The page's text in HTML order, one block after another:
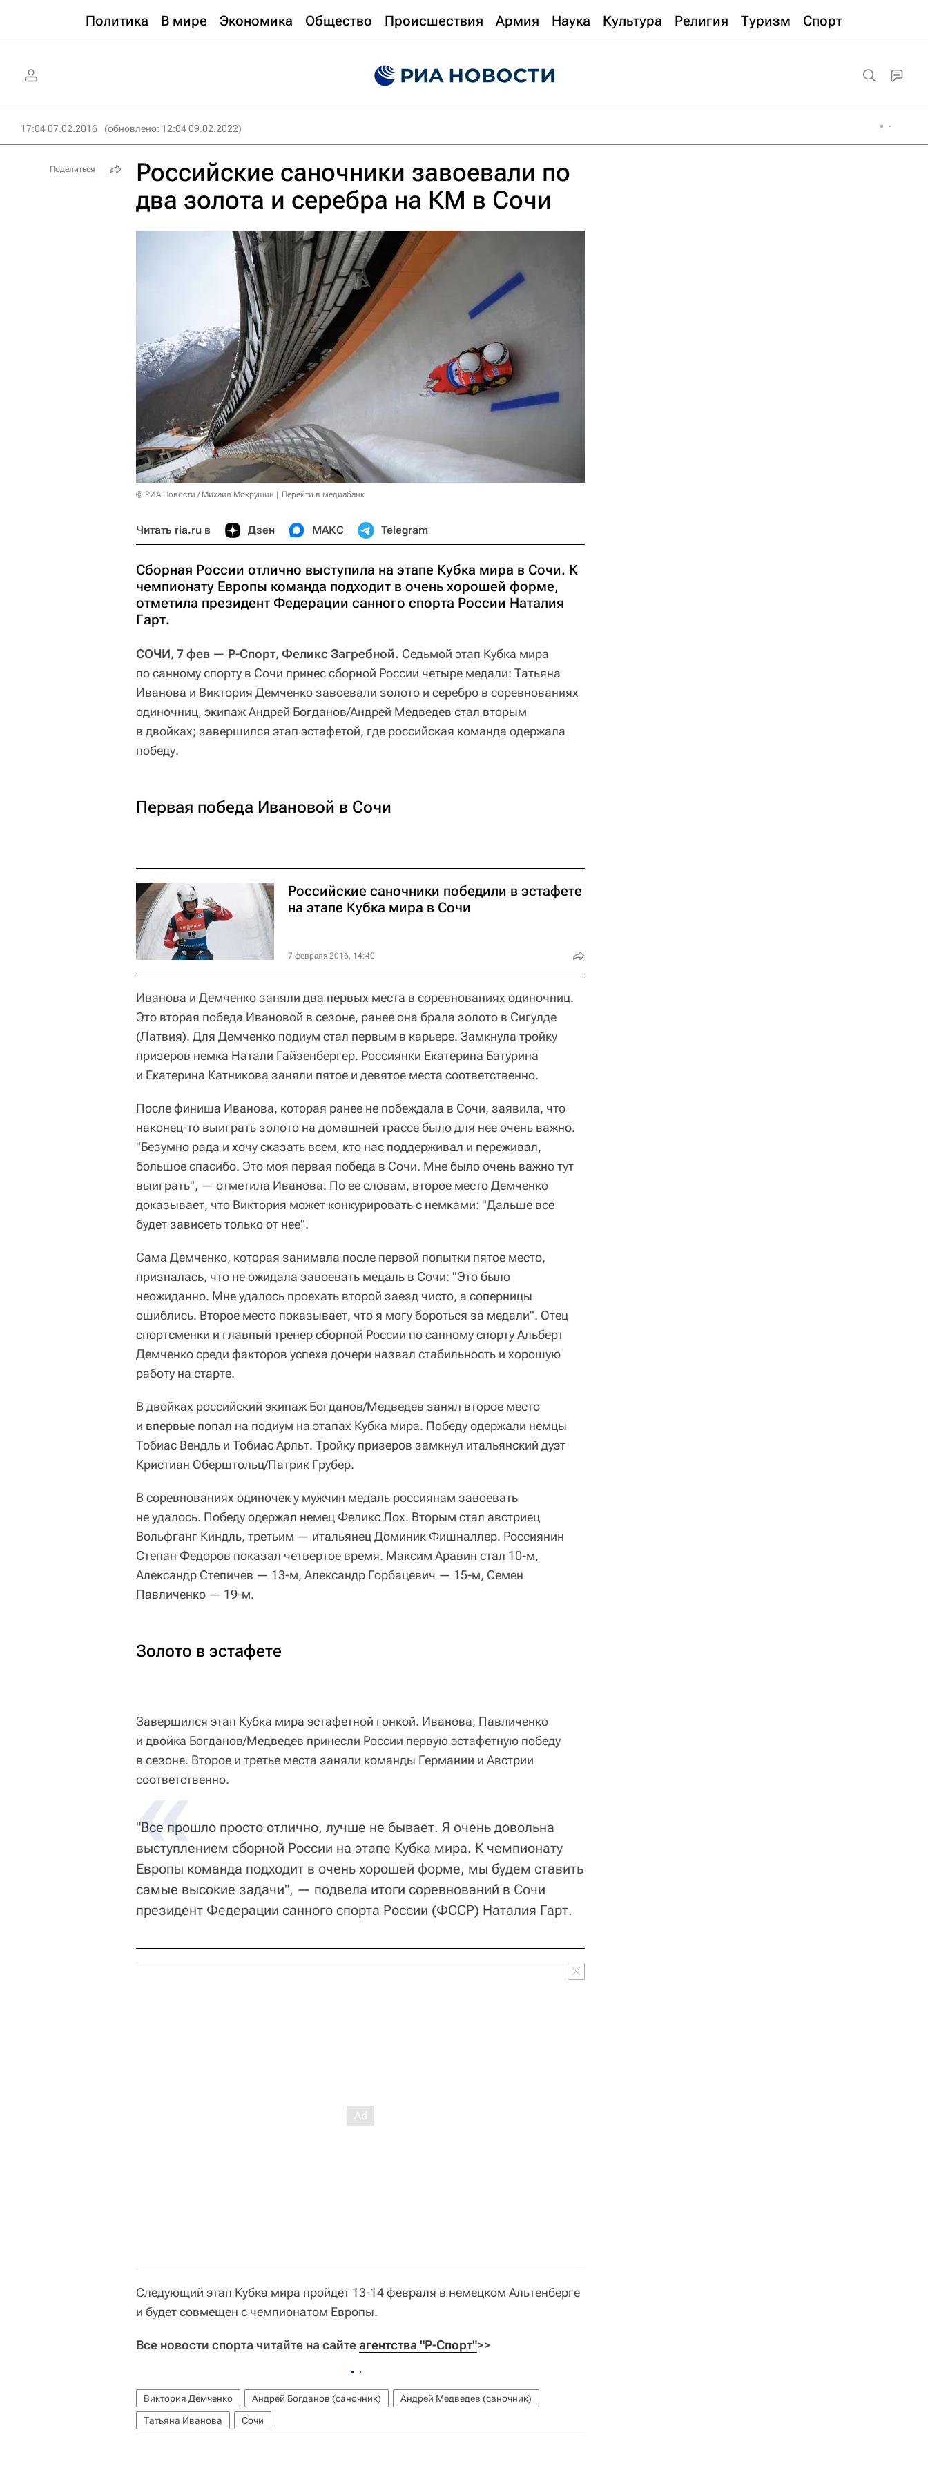
Политика В мире Экономика Общество Происшествия Армия Наука Культура Религия Туризм Спорт
17:04 07.02.2016 (обновлено: 12:04 09.02.2022)
Российские саночники завоевали по
два золота и серебра на КМ в Сочи
© РИА Новости / Михаил Мокрушин Перейти в медиабанк
Читать ria.ru в Дзен МАКС Telegram
Сборная России отлично выступила на этапе Кубка мира в Сочи. К
чемпионату Европы команда подходит в очень хорошей форме,
отметила президент Федерации санного спорта России Наталия
Гарт.
СОЧИ, 7 фев — Р-Спорт, Феликс Загребной. Седьмой этап Кубка мира
по санному спорту в Сочи принес сборной России четыре медали: Татьяна
Иванова и Виктория Демченко завоевали золото и серебро в соревнованиях
одиночниц, экипаж Андрей Богданов/Андрей Медведев стал вторым
в двойках; завершился этап эстафетой, где российская команда одержала
победу.
Первая победа Ивановой в Сочи
Российские саночники победили в эстафете
на этапе Кубка мира в Сочи
7 февраля 2016, 14:40
Иванова и Демченко заняли два первых места в соревнованиях одиночниц.
Это вторая победа Ивановой в сезоне, ранее она брала золото в Сигулде
(Латвия). Для Демченко подиум стал первым в карьере. Замкнула тройку
призеров немка Натали Гайзенбергер. Россиянки Екатерина Батурина
и Екатерина Катникова заняли пятое и девятое места соответственно.
После финиша Иванова, которая ранее не побеждала в Сочи, заявила, что
наконец-то выиграть золото на домашней трассе было для нее очень важно.
"Безумно рада и хочу сказать всем, кто нас поддерживал и переживал,
большое спасибо. Это моя первая победа в Сочи. Мне было очень важно тут
выиграть", — отметила Иванова. По ее словам, второе место Демченко
доказывает, что Виктория может конкурировать с немками: "Дальше все
будет зависеть только от нее".
Сама Демченко, которая занимала после первой попытки пятое место,
призналась, что не ожидала завоевать медаль в Сочи: "Это было
неожиданно. Мне удалось проехать второй заезд чисто, а соперницы
ошиблись. Второе место показывает, что я могу бороться за медали". Отец
спортсменки и главный тренер сборной России по санному спорту Альберт
Демченко среди факторов успеха дочери назвал стабильность и хорошую
работу на старте.
В двойках российский экипаж Богданов/Медведев занял второе место
и впервые попал на подиум на этапах Кубка мира. Победу одержали немцы
Тобиас Вендль и Тобиас Арльт. Тройку призеров замкнул итальянский дуэт
Кристиан Оберштольц/Патрик Грубер.
В соревнованиях одиночек у мужчин медаль россиянам завоевать
не удалось. Победу одержал немец Феликс Лох. Вторым стал австриец
Вольфганг Киндль, третьим — итальянец Доминик Фишналлер. Россиянин
Степан Федоров показал четвертое время. Максим Аравин стал 10-м,
Александр Степичев — 13-м, Александр Горбацевич — 15-м, Семен
Павличенко — 19-м.
Золото в эстафете
Завершился этап Кубка мира эстафетной гонкой. Иванова, Павличенко
и двойка Богданов/Медведев принесли России первую эстафетную победу
в сезоне. Второе и третье места заняли команды Германии и Австрии
соответственно.
"Все прошло просто отлично, лучше не бывает. Я очень довольна
выступлением сборной России на этапе Кубка мира. К чемпионату
Европы команда подходит в очень хорошей форме, мы будем ставить
самые высокие задачи", — подвела итоги соревнований в Сочи
президент Федерации санного спорта России (ФССР) Наталия Гарт.
Следующий этап Кубка мира пройдет 13-14 февраля в немецком Альтенберге
и будет совмещен с чемпионатом Европы.
Все новости спорта читайте на сайтеагентства "Р-Спорт">>
Виктория Демченко Андрей Богданов (саночник)
Андрей Медведев (саночник)
Татьяна Иванова
Сочи
Поделиться